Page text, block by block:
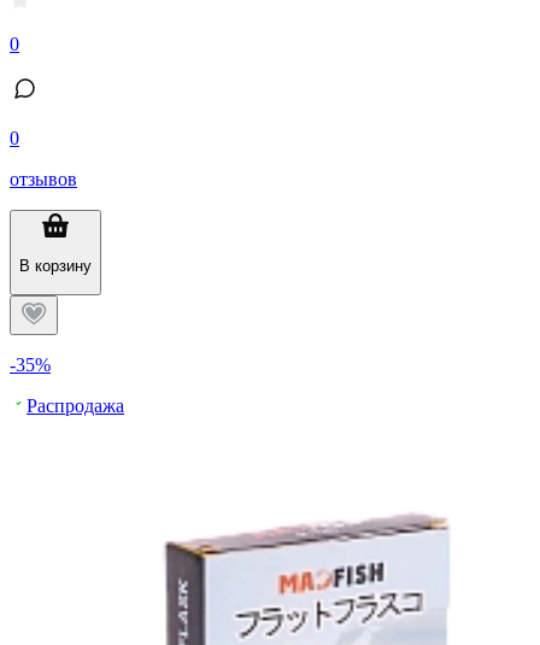
0
0
отзывов
В корзину
-35%
Распродажа